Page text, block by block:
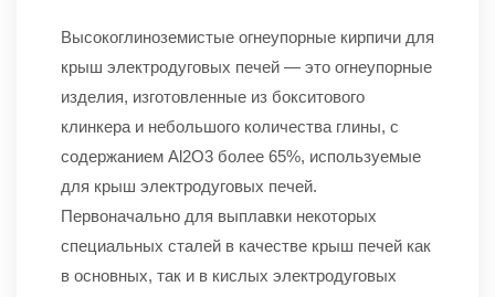
Высокоглиноземистые огнеупорные кирпичи для
крыш электродуговых печей — это огнеупорные
изделия, изготовленные из бокситового
клинкера и небольшого количества глины, с
содержанием Al2O3 более 65%, используемые
для крыш электродуговых печей.
Первоначально для выплавки некоторых
специальных сталей в качестве крыш печей как
в основных, так и в кислых электродуговых